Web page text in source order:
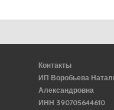
Контакты
ИП Воробьева
Александровна
ИНН 390705644610